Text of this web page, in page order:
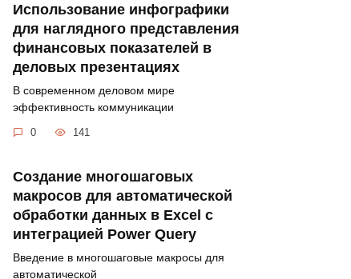
Использование инфографики
для наглядного представления
финансовых показателей в
деловых презентациях
В современном деловом мире
эффективность коммуникации
0 141
Создание многошаговых
макросов для автоматической
обработки данных в Excel с
интеграцией Power Query
Введение в многошаговые макросы для
автоматической